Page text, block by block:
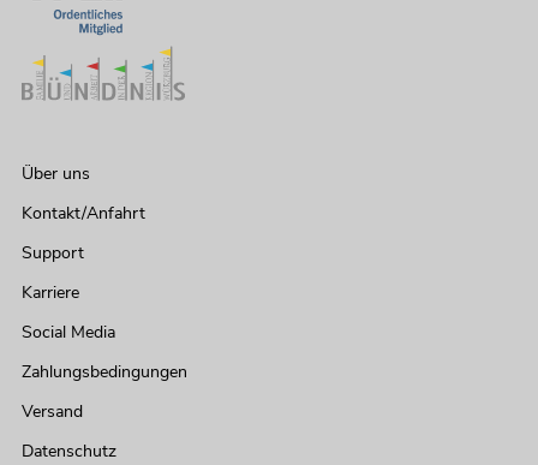
Über uns
Kontakt/Anfahrt
Support
Karriere
Social Media
Zahlungsbedingungen
Versand
Datenschutz